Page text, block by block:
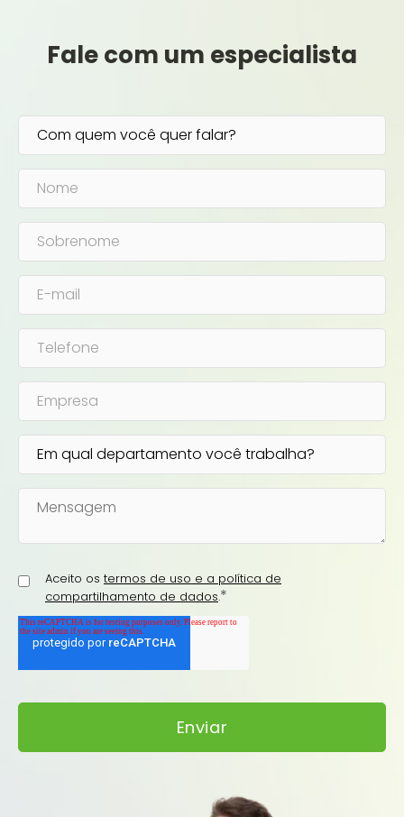
Fale com um especialista
Aceito os termos de uso e a política de
compartilhamento de dados.*